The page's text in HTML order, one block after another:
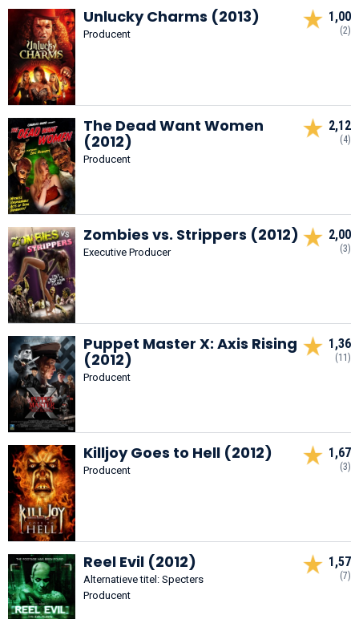
Unlucky Charms (2013)
Producent
1,00
(2)
The Dead Want Women
(2012)
Producent
2,12
(4)
Zombies vs. Strippers (2012)
Executive Producer
2,00
(3)
Puppet Master X: Axis Rising
(2012)
Producent
1,36
(11)
Killjoy Goes to Hell (2012)
Producent
1,67
(3)
Reel Evil (2012)
Alternatieve titel: Specters
Producent
1,57
(7)